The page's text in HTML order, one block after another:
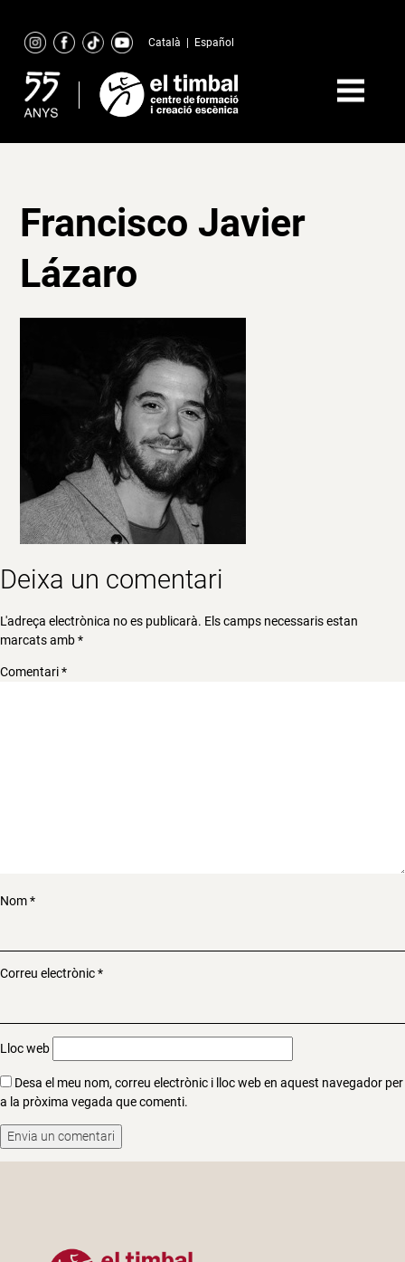
content
Català Español
Francisco Javier
Lázaro
Deixa un comentari
L'adreça electrònica no es publicarà. Els camps necessaris estan
marcats amb*
Comentari*
Nom*
Correu electrònic*
Lloc web
Desa el meu nom, correu electrònic i lloc web en aquest navegador per
a la pròxima vegada que comenti.